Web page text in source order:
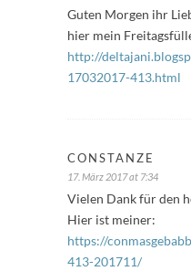
Guten Morgen ihr
hier mein
http://
17032017-413.html
CONSTANZE
17. März 2017 at 7:34
Vielen Dank für den
Hier ist meiner:
https://
413-201711/